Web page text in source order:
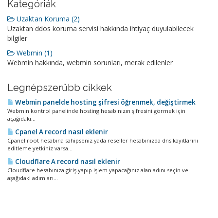
Kategóriák
Uzaktan Koruma (2)
Uzaktan ddos koruma servisi hakkında ihtiyaç duyulabilecek
bilgiler
Webmin (1)
Webmin hakkında, webmin sorunları, merak edilenler
Legnépszerűbb cikkek
Webmin panelde hosting şifresi öğrenmek, değiştirmek
Webmin kontrol panelinde hosting hesabınızın şifresini görmek için
açağıdaki...
Cpanel A record nasıl eklenir
Cpanel root hesabına sahipseniz yada reseller hesabınızda dns kayıtlarını
editleme yetkiniz varsa...
Cloudflare A record nasıl eklenir
Cloudflare hesabınıza giriş yapıp işlem yapacağınız alan adını seçin ve
aşağıdaki adımları...